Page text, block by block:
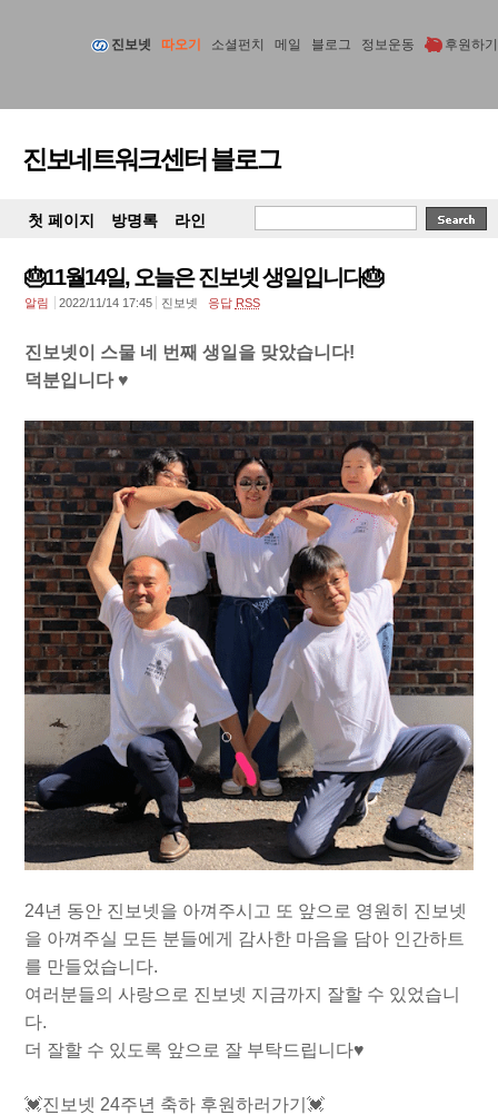
진보넷 따오기 소셜펀치 메일 블로그 정보운동 후원하기
진보네트워크센터 블로그
첫 페이지 방명록 라인
🎂11월14일, 오늘은 진보넷 생일입니다🎂
알림 2022/11/14 17:45 진보넷 응답 RSS
진보넷이 스물 네 번째 생일을 맞았습니다!
덕분입니다 ♥
24년 동안 진보넷을 아껴주시고 또 앞으로 영원히 진보넷
을 아껴주실 모든 분들에게 감사한 마음을 담아 인간하트
를 만들었습니다.
여러분들의 사랑으로 진보넷 지금까지 잘할 수 있었습니
다.
더 잘할 수 있도록 앞으로 잘 부탁드립니다♥
💓진보넷 24주년 축하 후원하러가기💓